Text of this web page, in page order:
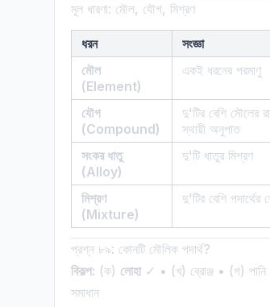
মূল ধারণা: মৌল, যৌগ, মিশ্রণ
ধরন সংজ্ঞা
মৌল
(Element)
একই ধরনের পরমাণু
যৌগ
(Compound)
দু'টির বেশি মৌলের
স্থায়ী অনুপাত
সংকর ধাতু
(Alloy)
দু'টি ধাতুর মিশ্রণ
মিশ্রণ
(Mixture)
দু'টির বেশি
প্রশ্ন ৮৯: কোনটি মৌলিক পদার্থ?
বিকল্প: (ক) লোহা✓ • (খ) ব্রোঞ্জ • (গ)
সমাধান